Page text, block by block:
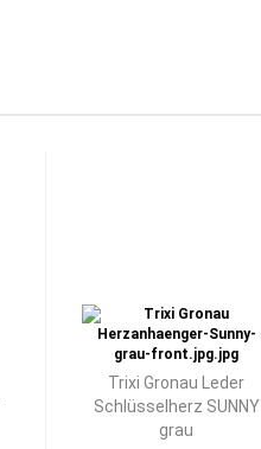
Trixi Gronau Leder
Schlüsselherz SUNNY
grau